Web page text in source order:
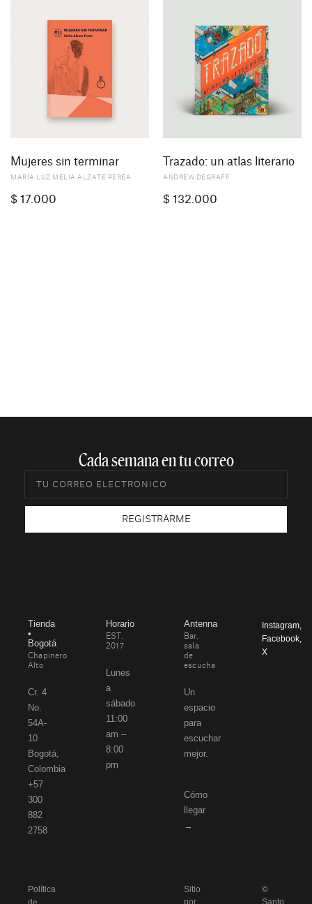
Mujeres sin terminar
MARÍA LUZ MELIA ALZATE PEREA
$ 17.000
Trazado: un atlas literario
ANDREW DEGRAFF
$ 132.000
Cada semana en tu correo​
REGISTRARME
Tienda
•
Bogotá
Chapinero
Alto
Cr. 4
No.
54A-
10
Bogotá,
Colombia
+57
300
882
2758
Horario
EST.
2017
Lunes
a
sábado
11:00
am –
8:00
pm
Antenna
Bar,
sala
de
escucha
Un
espacio
para
escuchar
mejor.
Cómo
llegar
→
Instagram,
Facebook,
X
Política
Sitio
por
©
Santo